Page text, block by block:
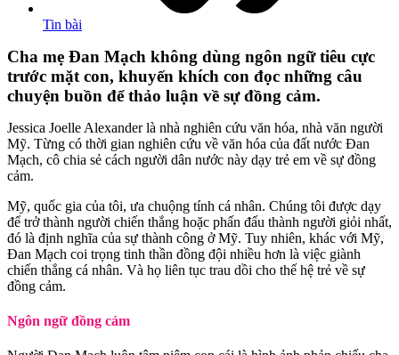
Tin bài
Cha mẹ Đan Mạch không dùng ngôn ngữ tiêu cực
trước mặt con, khuyến khích con đọc những câu
chuyện buồn để thảo luận về sự đồng cảm.
Jessica Joelle Alexander là nhà nghiên cứu văn hóa, nhà văn người
Mỹ. Từng có thời gian nghiên cứu về văn hóa của đất nước Đan
Mạch, cô chia sẻ cách người dân nước này dạy trẻ em về sự đồng
cảm.
Mỹ, quốc gia của tôi, ưa chuộng tính cá nhân. Chúng tôi được dạy
để trở thành người chiến thắng hoặc phấn đấu thành người giỏi nhất,
đó là định nghĩa của sự thành công ở Mỹ. Tuy nhiên, khác với Mỹ,
Đan Mạch coi trọng tinh thần đồng đội nhiều hơn là việc giành
chiến thắng cá nhân. Và họ liên tục trau dồi cho thế hệ trẻ về sự
đồng cảm.
Ngôn ngữ đồng cảm